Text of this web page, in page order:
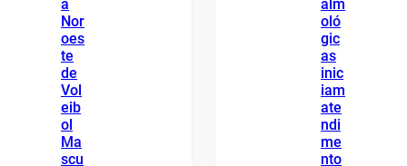
a
Nor
oes
te
de
Vol
eib
ol
Ma
scu
alm
oló
gic
as
inic
iam
ate
ndi
me
nto